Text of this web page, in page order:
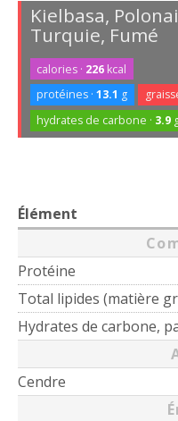
Kielbasa,
Turquie, Fumé
calories · 226 kcal
protéines ·13.1 g
hydrates de carbone · 3.9
Élément
Protéine
Total lipides (matière
Hydrates de carbone,
Cendre